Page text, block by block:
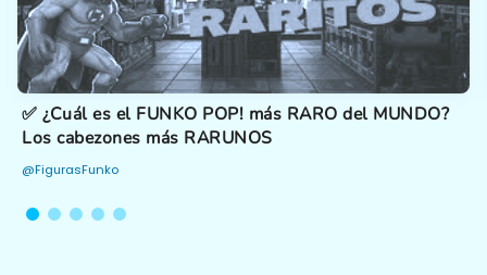
✅ ¿Cuál es el FUNKO POP! más RARO del MUNDO?
Los cabezones más RARUNOS
@FigurasFunko